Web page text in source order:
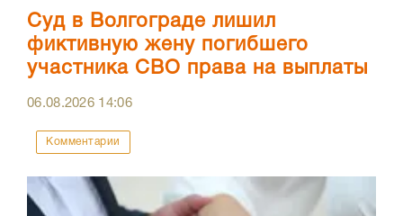
Суд в Волгограде лишил
фиктивную жену погибшего
участника СВО права на выплаты
06.08.2026 14:06
Комментарии